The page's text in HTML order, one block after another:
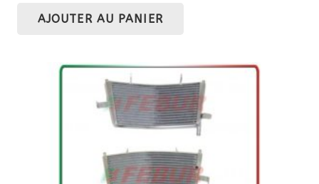
AJOUTER AU PANIER